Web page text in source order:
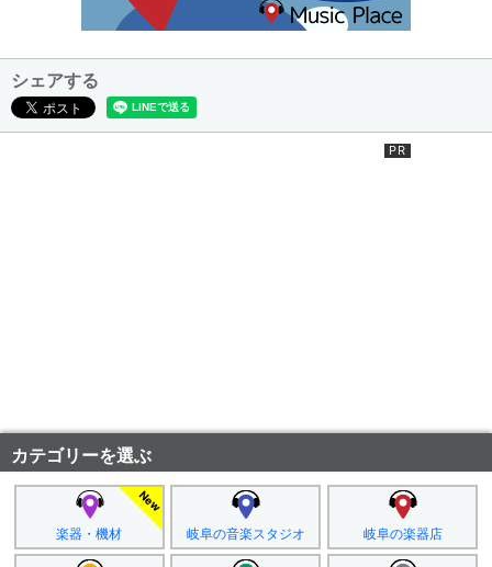
シェアする
カテゴリーを選ぶ
楽器・機材 岐阜の音楽スタジオ 岐阜の楽器店